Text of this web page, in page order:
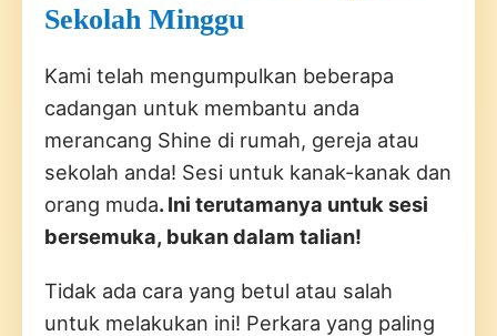
Sekolah Minggu
Kami telah mengumpulkan beberapa
cadangan untuk membantu anda
merancang Shine di rumah, gereja atau
sekolah anda! Sesi untuk kanak-kanak dan
orang muda. Ini terutamanya untuk sesi
bersemuka, bukan dalam talian!
Tidak ada cara yang betul atau salah
untuk melakukan ini! Perkara yang paling